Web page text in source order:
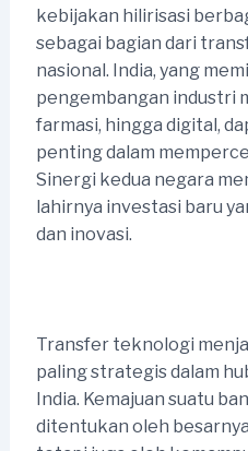
kebijakan hilirisasi
sebagai bagian dari
nasional. India, yang
pengembangan industri
farmasi, hingga digital,
penting dalam
Sinergi kedua negara
lahirnya investasi baru
dan inovasi.
Transfer teknologi
paling strategis dalam
India. Kemajuan suatu
ditentukan oleh